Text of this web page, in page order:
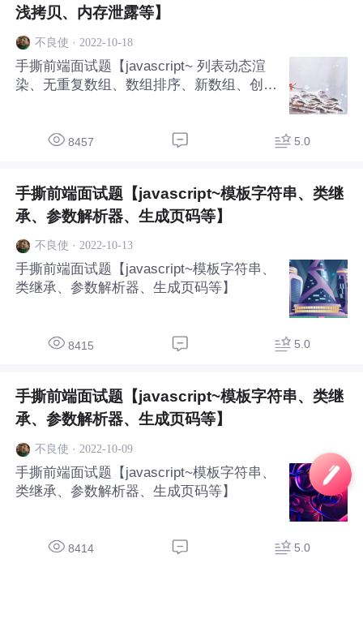
浅拷贝、内存泄露等】
不良使 · 2022-10-18
手撕前端面试题【javascript~ 列表动态渲
染、无重复数组、数组排序、新数组、创建
8457 5.0
手撕前端面试题【javascript~模板字符串、类继
承、参数解析器、生成页码等】
不良使 · 2022-10-13
手撕前端面试题【javascript~模板字符串、
类继承、参数解析器、生成页码等】
8415 5.0
手撕前端面试题【javascript~模板字符串、类继
承、参数解析器、生成页码等】
不良使 · 2022-10-09
手撕前端面试题【javascript~模板字符串、
类继承、参数解析器、生成页码等】
8414 5.0